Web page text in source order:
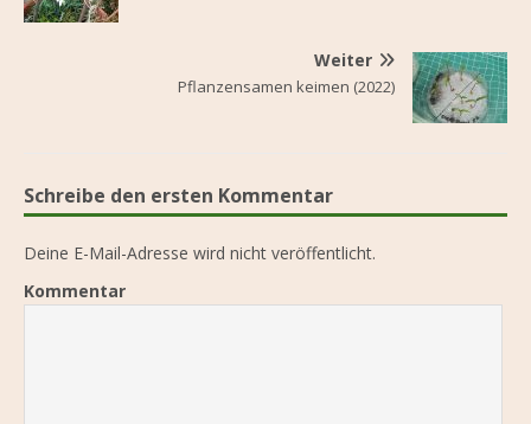
Weiter
Pflanzensamen keimen (2022)
Schreibe den ersten Kommentar
Deine E-Mail-Adresse wird nicht veröffentlicht.
Kommentar